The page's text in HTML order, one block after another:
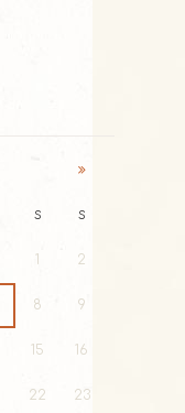
S S
2
8 9
15 16
22 23